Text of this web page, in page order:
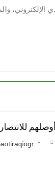
الإلكتروني،
أوصلهم